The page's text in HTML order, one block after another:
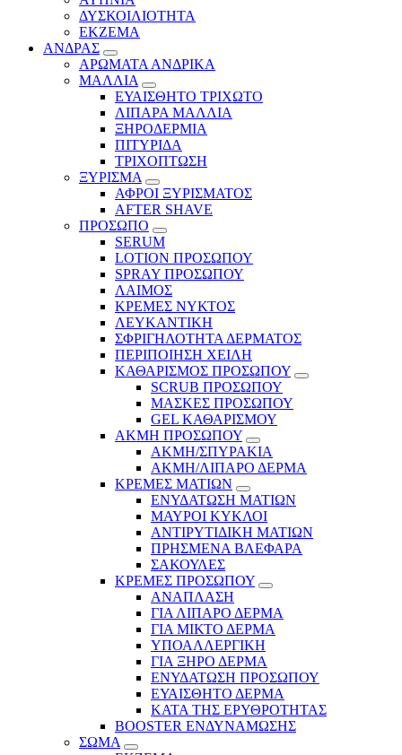
ΔΥΣΚΟΙΛΙΟΤΗΤΑ
ΕΚΖΕΜΑ
ΑΝΔΡΑΣ
ΑΡΩΜΑΤΑ ΑΝΔΡΙΚΑ
ΜΑΛΛΙΑ
ΕΥΑΙΣΘΗΤΟ ΤΡΙΧΩΤΟ
ΛΙΠΑΡΑ ΜΑΛΛΙΑ
ΞΗΡΟΔΕΡΜΙΑ
ΠΙΤΥΡΙΔΑ
ΤΡΙΧΟΠΤΩΣΗ
ΞΥΡΙΣΜΑ
ΑΦΡΟΙ ΞΥΡΙΣΜΑΤΟΣ
AFTER SHAVE
ΠΡΟΣΩΠΟ
SERUM
LOTION ΠΡΟΣΩΠΟΥ
SPRAY ΠΡΟΣΩΠΟΥ
ΛΑΙΜΟΣ
ΚΡΕΜΕΣ ΝΥΚΤΟΣ
ΛΕΥΚΑΝΤΙΚΗ
ΣΦΡΙΓΗΛΟΤΗΤΑ ΔΕΡΜΑΤΟΣ
ΠΕΡΙΠΟΙΗΣΗ ΧΕΙΛΗ
ΚΑΘΑΡΙΣΜΟΣ ΠΡΟΣΩΠΟΥ
SCRUB ΠΡΟΣΩΠΟΥ
ΜΑΣΚΕΣ ΠΡΟΣΩΠΟΥ
GEL ΚΑΘΑΡΙΣΜΟΥ
ΑΚΜΗ ΠΡΟΣΩΠΟΥ
ΑΚΜΗ/ΣΠΥΡΑΚΙΑ
ΑΚΜΗ/ΛΙΠΑΡΟ ΔΕΡΜΑ
ΚΡΕΜΕΣ ΜΑΤΙΩΝ
ΕΝΥΔΑΤΩΣΗ ΜΑΤΙΩΝ
ΜΑΥΡΟΙ ΚΥΚΛΟΙ
ΑΝΤΙΡΥΤΙΔΙΚΗ ΜΑΤΙΩΝ
ΠΡΗΣΜΕΝΑ ΒΛΕΦΑΡΑ
ΣΑΚΟΥΛΕΣ
ΚΡΕΜΕΣ ΠΡΟΣΩΠΟΥ
ΑΝΑΠΛΑΣΗ
ΓΙΑ ΛΙΠΑΡΟ ΔΕΡΜΑ
ΓΙΑ ΜΙΚΤΟ ΔΕΡΜΑ
ΥΠΟΑΛΛΕΡΓΙΚΗ
ΓΙΑ ΞΗΡΟ ΔΕΡΜΑ
ΕΝΥΔΑΤΩΣΗ ΠΡΟΣΩΠΟΥ
ΕΥΑΙΣΘΗΤΟ ΔΕΡΜΑ
ΚΑΤΑ ΤΗΣ ΕΡΥΘΡΟΤΗΤΑΣ
BOOSTER ΕΝΔΥΝΑΜΩΣΗΣ
ΣΩΜΑ